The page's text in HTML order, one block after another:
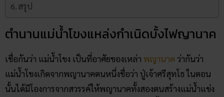
สรุป
ตำนานแม่น้ำโขงแหล่งกำเนิดบั้งไฟญานาค
เชื่อกันว่า แม่น้ำโขง เป็นที่อาศัยของเหล่า พญานาค ว่ากันว่า
แม่น้ำโขงเกิดจากพญานาคตนหนึ่งชื่อว่า ปู่เจ้าศรีสุทโธ ในตอน
นั้นได้มีโองการจากสวรรค์ให้พญานาคทั้งสองตนสร้างแม่น้ำแข่ง